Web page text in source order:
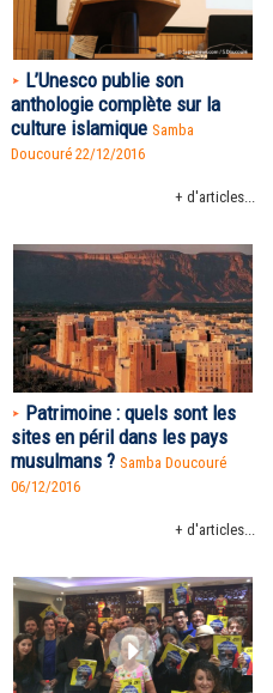
L’Unesco publie son
anthologie complète sur la
culture islamique Samba
Doucouré 22/12/2016
+ d'articles...
Patrimoine : quels sont les
sites en péril dans les pays
musulmans ? Samba Doucouré
06/12/2016
+ d'articles...